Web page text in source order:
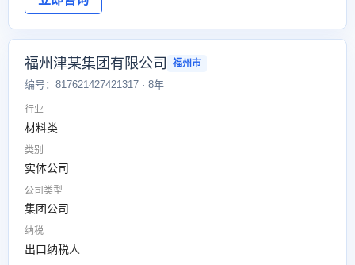
福州津某集团有限公司 福州市
编号：817621427421317 · 8年
行业
材料类
类别
实体公司
公司类型
集团公司
纳税
出口纳税人